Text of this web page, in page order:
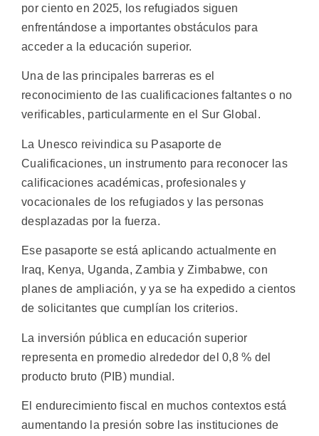
por ciento en 2025, los refugiados siguen
enfrentándose a importantes obstáculos para
acceder a la educación superior.
Una de las principales barreras es el
reconocimiento de las cualificaciones faltantes o no
verificables, particularmente en el Sur Global.
La Unesco reivindica su Pasaporte de
Cualificaciones, un instrumento para reconocer las
calificaciones académicas, profesionales y
vocacionales de los refugiados y las personas
desplazadas por la fuerza.
Ese pasaporte se está aplicando actualmente en
Iraq, Kenya, Uganda, Zambia y Zimbabwe, con
planes de ampliación, y ya se ha expedido a cientos
de solicitantes que cumplían los criterios.
La inversión pública en educación superior
representa en promedio alrededor del 0,8 % del
producto bruto (PIB) mundial.
El endurecimiento fiscal en muchos contextos está
aumentando la presión sobre las instituciones de